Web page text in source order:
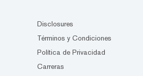
Disclosures
Términos y Condiciones
Política de Privacidad
Carreras